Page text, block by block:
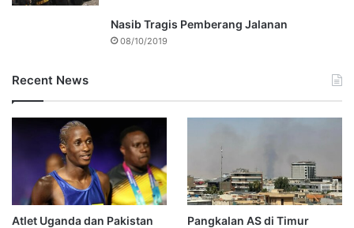
Nasib Tragis Pemberang Jalanan
08/10/2019
Recent News
Atlet Uganda dan Pakistan
Pangkalan AS di Timur